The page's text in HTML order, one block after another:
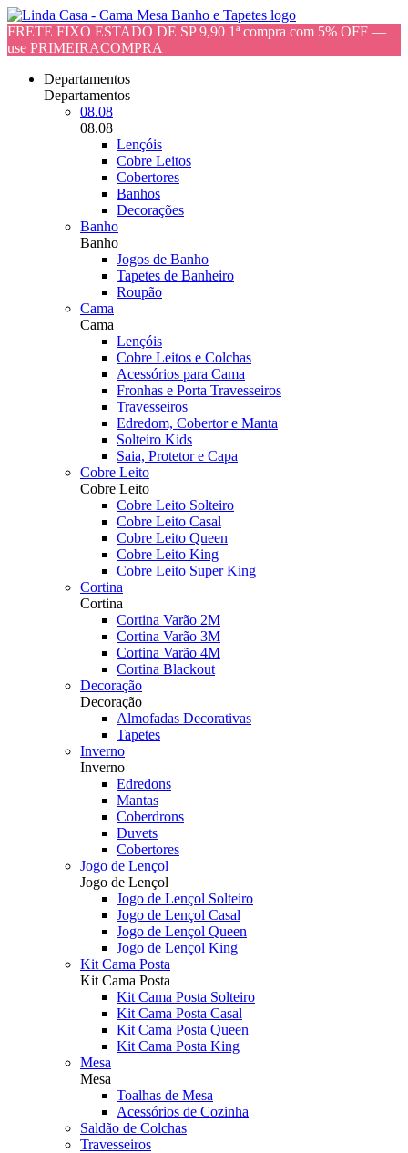
FRETE FIXO ESTADO DE SP 9,90 1ª compra com 5% OFF —
use PRIMEIRACOMPRA
Departamentos
Departamentos
08.08
08.08
Lençóis
Cobre Leitos
Cobertores
Banhos
Decorações
Banho
Banho
Jogos de Banho
Tapetes de Banheiro
Roupão
Cama
Cama
Lençóis
Cobre Leitos e Colchas
Acessórios para Cama
Fronhas e Porta Travesseiros
Travesseiros
Edredom, Cobertor e Manta
Solteiro Kids
Saia, Protetor e Capa
Cobre Leito
Cobre Leito
Cobre Leito Solteiro
Cobre Leito Casal
Cobre Leito Queen
Cobre Leito King
Cobre Leito Super King
Cortina
Cortina
Cortina Varão 2M
Cortina Varão 3M
Cortina Varão 4M
Cortina Blackout
Decoração
Decoração
Almofadas Decorativas
Tapetes
Inverno
Inverno
Edredons
Mantas
Coberdrons
Duvets
Cobertores
Jogo de Lençol
Jogo de Lençol
Jogo de Lençol Solteiro
Jogo de Lençol Casal
Jogo de Lençol Queen
Jogo de Lençol King
Kit Cama Posta
Kit Cama Posta
Kit Cama Posta Solteiro
Kit Cama Posta Casal
Kit Cama Posta Queen
Kit Cama Posta King
Mesa
Mesa
Toalhas de Mesa
Acessórios de Cozinha
Saldão de Colchas
Travesseiros